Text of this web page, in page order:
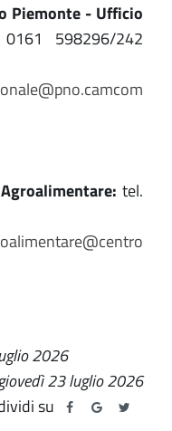
Piemonte - Ufficio
598296/242
tel.
2026
23 luglio 2026
su